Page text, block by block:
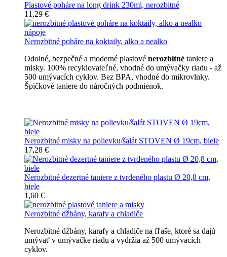
Plastové poháre na long drink 230ml, nerozbitné
11,29 €
Nerozbitné poháre na koktaily, alko a nealko
Odolné, bezpečné a moderné plastové nerozbitné taniere a
misky. 100% recyklovateľné, vhodné do umývačky riadu - až
500 umývacích cyklov. Bez BPA, vhodné do mikrovlnky.
Špičkové taniere do náročných podmienok.
Nerozbitné misky na polievku/šalát STOVEN Ø 19cm, biele
17,28 €
Nerozbitné dezertné taniere z tvrdeného plastu Ø 20,8 cm,
biele
1,60 €
Nerozbitné džbány, karafy a chladiče
Nerozbitné džbány, karafy a chladiče na fľaše, ktoré sa dajú
umývať v umývačke riadu a vydržia až 500 umývacích
cyklov.